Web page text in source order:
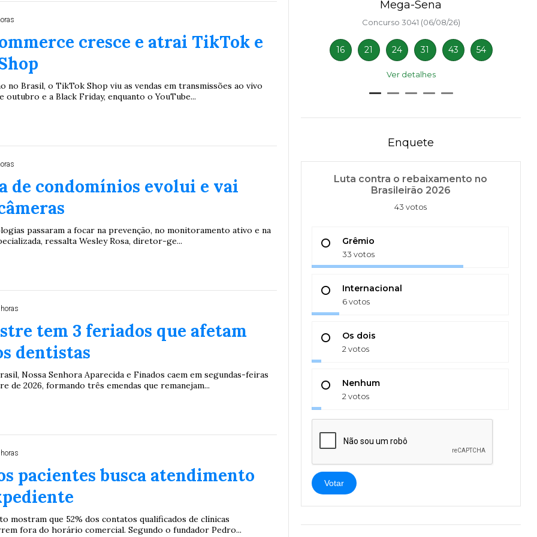
cresce e atrai TikTok e
no Brasil, o TikTok Shop viu as vendas em transmissões ao vivo
outubro e a Black Friday, enquanto o YouTube...
de condomínios evolui e vai
passaram a focar na prevenção, no monitoramento ativo e na
ressalta Wesley Rosa, diretor-ge...
tem 3 feriados que afetam
dentistas
Nossa Senhora Aparecida e Finados caem em segundas-feiras
de 2026, formando três emendas que remanejam...
pacientes busca atendimento
mostram que 52% dos contatos qualificados de clínicas
fora do horário comercial. Segundo o fundador Pedro...
26)
27 33
56
74 93
Duplasena
10 14 16 21 30 31
Mega-Sena
Concurso 3041 (06/08/26)
16 21 24 31 43 54
Ver detalhes
Enquete
Luta contra o rebaixamento no
Brasileirão 2026
43 votos
Grêmio
33 votos
Internacional
6 votos
Os dois
2 votos
Nenhum
2 votos
Votar